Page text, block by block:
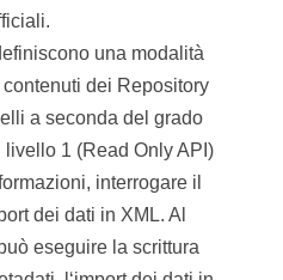
una modalità
dei Repository
a seconda del grado
1 (Read Only API)
interrogare il
dei dati in XML. Al
eseguire la scrittura